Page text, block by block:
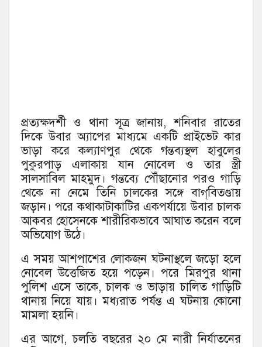
প্রত্যক্ষদর্শী ও থানা সূত্র জানায়, শনিবার রাতের
দিকে উবার অ্যাপের মাধ্যমে একটি প্রাইভেট কার
ভাড়া করে কল্যাণপুর থেকে গন্তব্যস্থল হাবুলের
পুকুরপাড় এলাকায় যান নোবেল ও তার স্ত্রী
সালসাবিল মাহমুদ। গন্তব্যে পৌঁছানোর পরও গাড়ি
থেকে না নেমে তিনি চালকের সঙ্গে বাগ্‌বিতণ্ডায়
জড়ান। পরে কথাকাটাকাটির একপর্যায়ে উবার চালক
আকবর হোসেনকে শারীরিকভাবে আঘাত করেন বলে
অভিযোগ উঠে।
এ সময় আশপাশের লোকজন ঘটনাস্থলে জড়ো হলে
নোবেল উত্তেজিত হয়ে পড়েন। পরে মিরপুর থানা
পুলিশ এসে তাকে, চালক ও ভাড়ায় চালিত গাড়িটি
থানায় নিয়ে যায়। মধ্যরাত পর্যন্ত এ ঘটনায় কোনো
মামলা হয়নি।
এর আগে, চলতি বছরের ২০ মে নারী নির্যাতনের